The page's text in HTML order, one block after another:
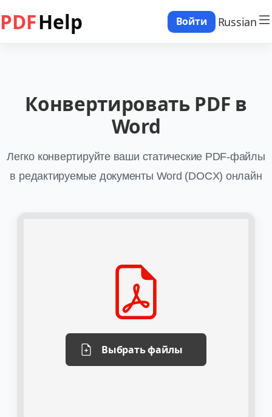
PDFHelp Войти Russian
Конвертировать PDF в
Word
Легко конвертируйте ваши статические PDF-файлы
в редактируемые документы Word (DOCX) онлайн
Выбрать файлы